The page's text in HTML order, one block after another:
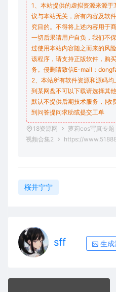
1、本站提供的虚拟资源来源
议与本站无关，所有内容及软
究目的。不得将上述内容用于
一切后果请用户自负，我们不
过使用本站内容随之而来的风
该程序，请支持正版软件，购
务。侵删请致信E-mail：
2、本站所有软件资源和源码
到某网盘不可以下载请选择其
默认不提供后期技术服务，(收
到问答提问求助或提交工单
18资源网 萝莉cos写真专题
视频合集2
https://
桜井宁宁
sff 生成